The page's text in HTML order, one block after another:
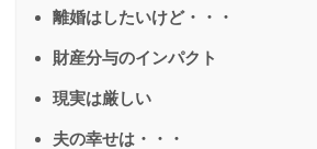
離婚はしたいけど・・・
財産分与のインパクト
現実は厳しい
夫の幸せは・・・